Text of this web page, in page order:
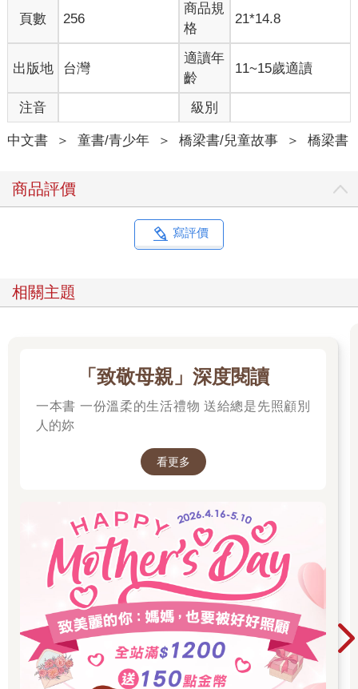
頁數 256
商品規
格
21*14.8
出版地 台灣
適讀年
齡
11~15歲適讀
注音 級別
中文書 ＞ 童書/青少年 ＞ 橋梁書/兒童故事 ＞ 橋梁書
商品評價
寫評價
相關主題
「致敬母親」深度閱讀
一本書 一份溫柔的生活禮物 送給總是先照顧別
人的妳
看更多